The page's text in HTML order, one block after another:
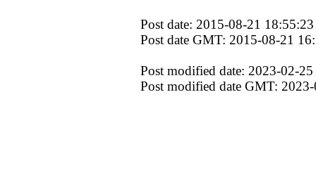
Post date: 2015-08-21 18:55:23
Post date GMT: 2015-08-21
Post modified date: 2023-02-
Post modified date GMT: